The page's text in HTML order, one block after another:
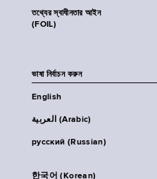
তথ্যের স্বাধীনতার আইন
(FOIL)
ভাষা নির্বাচন করুন
English
العربية (Arabic)
русский (Russian)
한국어 (Korean)